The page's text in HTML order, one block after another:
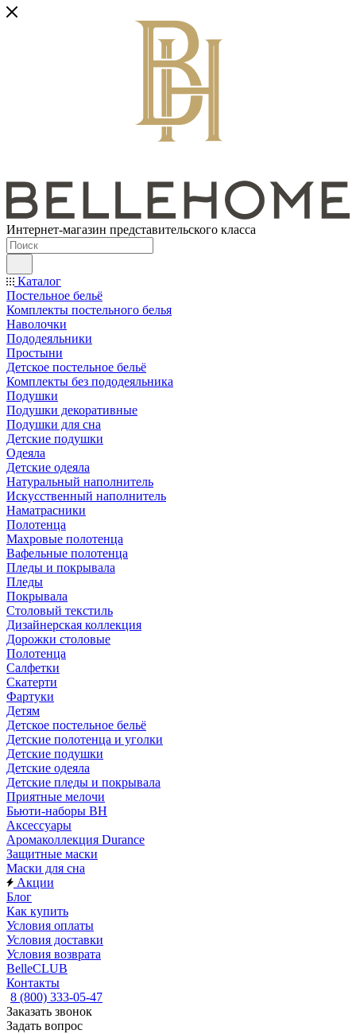
Интернет-магазин представительского класса
Каталог
Постельное бельё
Комплекты постельного белья
Наволочки
Пододеяльники
Простыни
Детское постельное бельё
Комплекты без пододеяльника
Подушки
Подушки декоративные
Подушки для сна
Детские подушки
Одеяла
Детские одеяла
Натуральный наполнитель
Искуcственный наполнитель
Наматрасники
Полотенца
Махровые полотенца
Вафельные полотенца
Пледы и покрывала
Пледы
Покрывала
Столовый текстиль
Дизайнерская коллекция
Дорожки столовые
Полотенца
Салфетки
Скатерти
Фартуки
Детям
Детское постельное бельё
Детские полотенца и уголки
Детские подушки
Детские одеяла
Детские пледы и покрывала
Приятные мелочи
Бьюти-наборы ВН
Аксессуары
Аромаколлекция Durance
Защитные маски
Маски для сна
Акции
Блог
Как купить
Условия оплаты
Условия доставки
Условия возврата
BelleCLUB
Контакты
8 (800) 333-05-47
Заказать звонок
Задать вопрос